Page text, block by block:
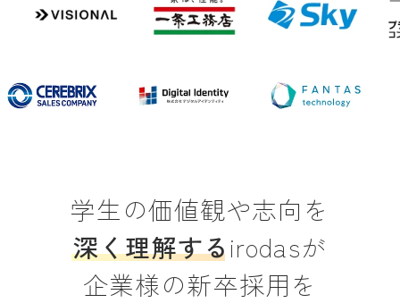
学生の価値観や志向を
深く理解するirodasが
企業様の新卒採用を